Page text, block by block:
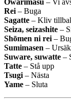
Rei – Buga
Sagatte – Kliv
Seiza, seizashite –
Shōmen ni rei –
Sumimasen –
Suware, suwatte –
Tatte – Stå upp
Tsugi – Nästa
Yame – Sluta